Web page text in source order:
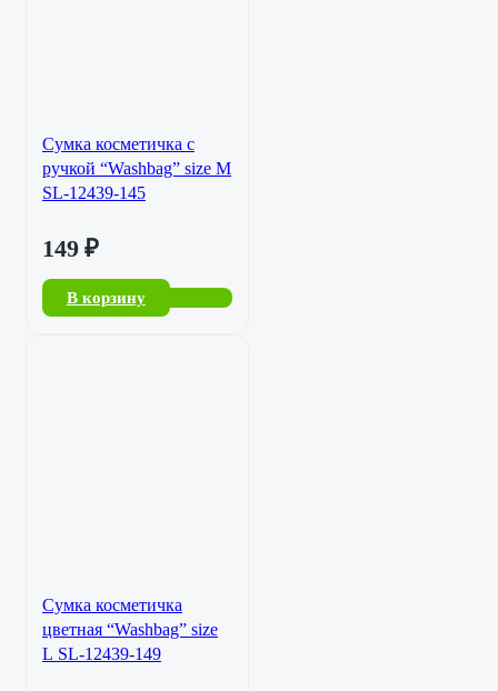
Сумка косметичка с
ручкой “Washbag” size M
SL-12439-145
149 ₽
В корзину
Сумка косметичка
цветная “Washbag” size
L SL-12439-149